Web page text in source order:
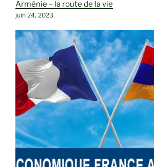
Arménie – la route de la vie
juin 24, 2023